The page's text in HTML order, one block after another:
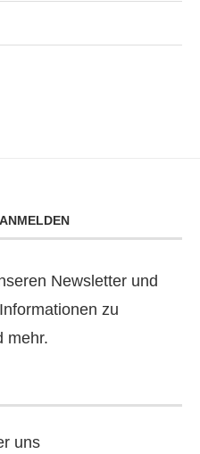
Newsletter und
zu
mehr.